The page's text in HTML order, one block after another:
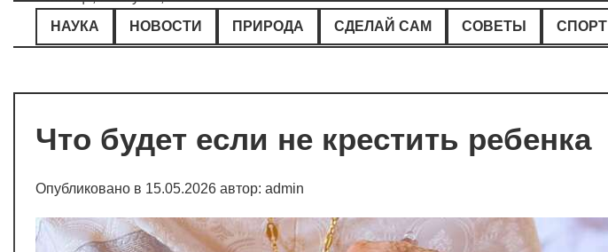
Перейти
содержимому
НАУКА
НОВОСТИ ПРИРОДА СДЕЛАЙ САМ СОВЕТЫ СПОРТ
Что будет если не крестить ребенка
Опубликовано в 15.05.2026 автор: admin